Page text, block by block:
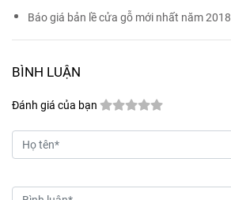
Báo giá bản lề cửa gỗ mới nhất năm 2018
BÌNH LUẬN
Đánh giá của bạn